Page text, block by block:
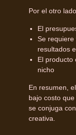
Por el otro
El
Se requiere
resultados
El producto
nicho
En resumen, el
bajo costo
se conjuga
creativa.